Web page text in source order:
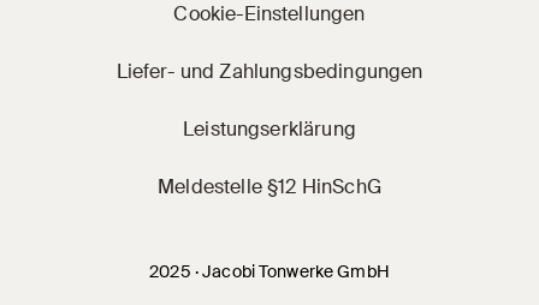
2025 · Jacobi Tonwerke GmbH
Cookie-Einstellungen
Liefer- und Zahlungsbedingungen
Leistungserklärung
Meldestelle §12 HinSchG